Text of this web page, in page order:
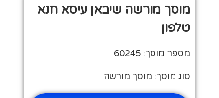
מוסך מורשה שיבאן עיסא חנא
טלפון
מספר מוסך: 60245
סוג מוסך: מוסך מורשה